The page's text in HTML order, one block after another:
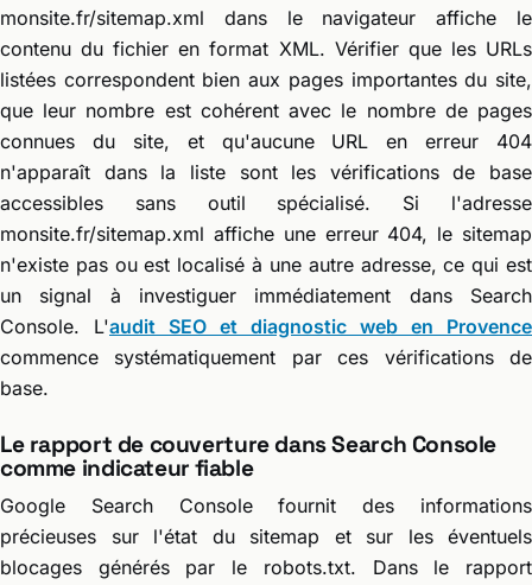
monsite.fr/sitemap.xml dans le navigateur affiche le
contenu du fichier en format XML. Vérifier que les URLs
listées correspondent bien aux pages importantes du site,
que leur nombre est cohérent avec le nombre de pages
connues du site, et qu'aucune URL en erreur 404
n'apparaît dans la liste sont les vérifications de base
accessibles sans outil spécialisé. Si l'adresse
monsite.fr/sitemap.xml affiche une erreur 404, le sitemap
n'existe pas ou est localisé à une autre adresse, ce qui est
un signal à investiguer immédiatement dans Search
Console. L'audit SEO et diagnostic web en Provence
commence systématiquement par ces vérifications de
base.
Le rapport de couverture dans Search Console
comme indicateur fiable
Google Search Console fournit des informations
précieuses sur l'état du sitemap et sur les éventuels
blocages générés par le robots.txt. Dans le rapport